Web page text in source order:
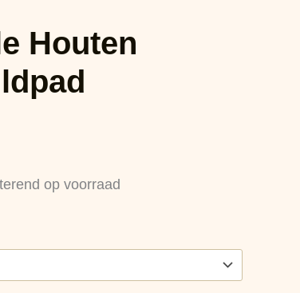
Houten
op voorraad